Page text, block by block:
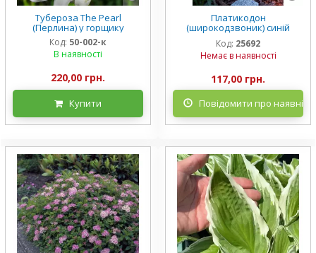
Тубероза The Pearl
(Перлина) у горщику
Код: 50-002-к
В наявності
220,00 грн.
Купити
Платикодон
(широкодзвоник) синій
низькорослий Mariesii у
горщику
Код: 25692
Немає в наявності
117,00 грн.
Повідомити про